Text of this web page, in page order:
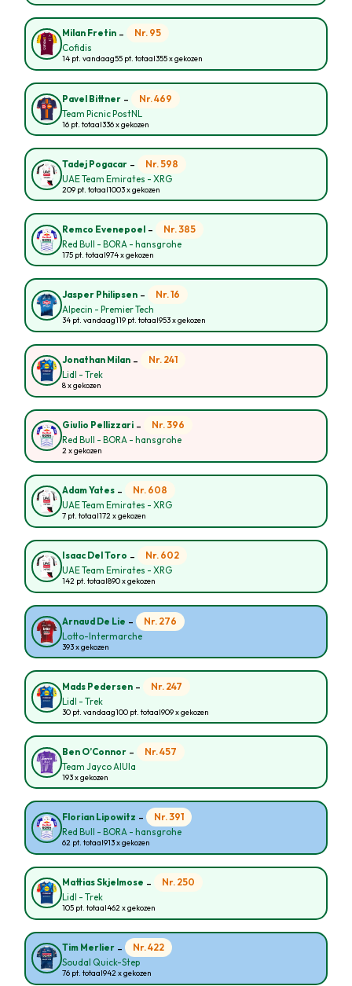
Milan Fretin - Nr. 95
Cofidis
14 pt. vandaag55 pt. totaal355 x gekozen
Pavel Bittner - Nr. 469
Team Picnic PostNL
16 pt. totaal336 x gekozen
Tadej Pogacar - Nr. 598
UAE Team Emirates - XRG
209 pt. totaal1003 x gekozen
Remco Evenepoel - Nr. 385
Red Bull - BORA - hansgrohe
175 pt. totaal974 x gekozen
Jasper Philipsen - Nr. 16
Alpecin - Premier Tech
34 pt. vandaag119 pt. totaal953 x gekozen
Jonathan Milan - Nr. 241
Lidl - Trek
8 x gekozen
Giulio Pellizzari - Nr. 396
Red Bull - BORA - hansgrohe
2 x gekozen
Adam Yates - Nr. 608
UAE Team Emirates - XRG
7 pt. totaal172 x gekozen
Isaac Del Toro - Nr. 602
UAE Team Emirates - XRG
142 pt. totaal890 x gekozen
Arnaud De Lie - Nr. 276
Lotto-Intermarche
393 x gekozen
Mads Pedersen - Nr. 247
Lidl - Trek
30 pt. vandaag100 pt. totaal909 x gekozen
Ben O’Connor - Nr. 457
Team Jayco AlUla
193 x gekozen
Florian Lipowitz - Nr. 391
Red Bull - BORA - hansgrohe
62 pt. totaal913 x gekozen
Mattias Skjelmose - Nr. 250
Lidl - Trek
105 pt. totaal462 x gekozen
Tim Merlier - Nr. 422
Soudal Quick-Step
76 pt. totaal942 x gekozen